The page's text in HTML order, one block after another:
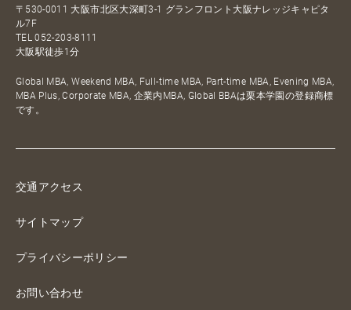
〒530-0011 大阪市北区大深町3-1 グランフロント大阪ナレッジキャピタ
ル7F
TEL052-203-8111
大阪駅徒歩1分
Global MBA, Weekend MBA, Full-time MBA, Part-time MBA, Evening MBA,
MBA Plus, Corporate MBA, 企業内MBA, Global BBAは栗本学園の登録商標
です。
交通アクセス
サイトマップ
プライバシーポリシー
お問い合わせ